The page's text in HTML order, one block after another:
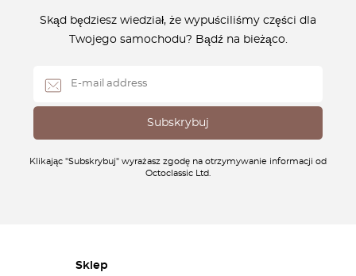
Skąd będziesz wiedział, że wypuściliśmy części dla
Twojego samochodu? Bądź na bieżąco.
Klikając "Subskrybuj" wyrażasz zgodę na otrzymywanie informacji od
Octoclassic Ltd.
Sklep